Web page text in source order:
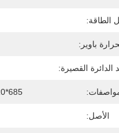
الطاقة:
باوير:
القصيرة:
685*420*9 مللي متر
الأصل: